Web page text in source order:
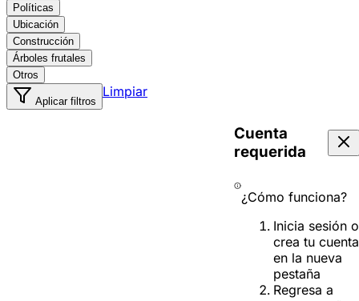
Políticas
Ubicación
Construcción
Árboles frutales
Otros
Aplicar filtros
Limpiar
Cuenta
requerida
¿Cómo funciona?
Inicia sesión o
crea tu cuenta
en la nueva
pestaña
Regresa a